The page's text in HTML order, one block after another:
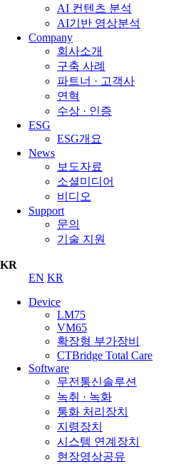
AI 컨텐츠 분석
AI기반 영상분석
Company
회사소개
구축 사례
파트너 · 고객사
연혁
수상 · 인증
ESG
ESG개요
News
보도자료
소셜미디어
비디오
Support
문의
기술 지원
KR
EN KR
Device
LM75
VM65
확장형 부가장비
CTBridge Total Care
Software
무전통신솔루션
녹취 · 녹화
통화 처리장치
지령장치
시스템 연계장치
현장영상공유